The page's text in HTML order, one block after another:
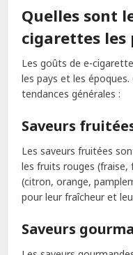
Quelles sont
cigarettes les
Les goûts de e-
les pays et les
tendances générales :
Saveurs
Les saveurs fruitées
les fruits rouges (fraise,
(citron, orange,
pour leur fraîcheur et
Saveurs